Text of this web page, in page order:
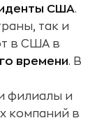
США.
так и
в США в
времени. В
филиалы и
компаний в